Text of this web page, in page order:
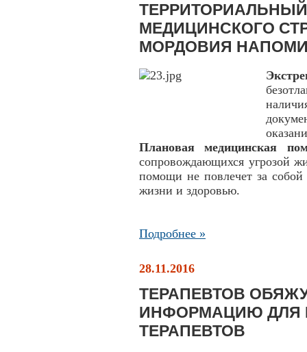
МЕДИЦИНСКОГО
МОРДОВИЯ
Плановая медицинская
сопровождающихся угрозой
помощи не повлечет за собой
жизни и здоровью.
Подробнее »
28.11.2016
ТЕРАПЕВТОВ
ИНФОРМАЦИЮ ДЛЯ
ТЕРАПЕВТОВ